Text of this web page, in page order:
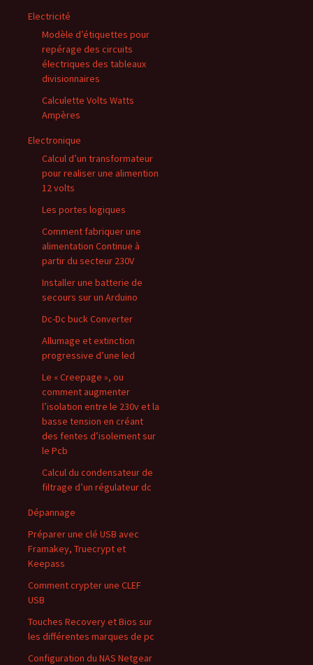
Electricité
Modèle d’étiquettes pour
repérage des circuits
électriques des tableaux
divisionnaires
Calculette Volts Watts
Ampères
Electronique
Calcul d’un transformateur
pour realiser une alimention
12 volts
Les portes logiques
Comment fabriquer une
alimentation Continue à
partir du secteur 230V
Installer une batterie de
secours sur un Arduino
Dc-Dc buck Converter
Allumage et extinction
progressive d’une led
Le « Creepage », ou
comment augmenter
l’isolation entre le 230v et la
basse tension en créant
des fentes d’isolement sur
le Pcb
Calcul du condensateur de
filtrage d’un régulateur dc
Dépannage
Préparer une clé USB avec
Framakey, Truecrypt et
Keepass
Comment crypter une CLEF
USB
Touches Recovery et Bios sur
les différentes marques de pc
Configuration du NAS Netgear